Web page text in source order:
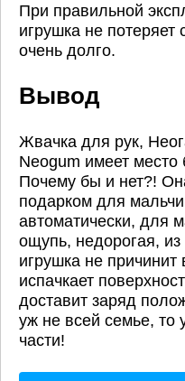
При правильной
игрушка не потеряет
очень долго.
Вывод
Жвачка для рук,
Neogum имеет
Почему бы и нет?!
подарком для
автоматически, для
ощупь, недорогая, из
игрушка не
испачкает
доставит заряд
уж не всей семье,
части!